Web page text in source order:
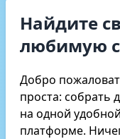
Найдите
любимую
Добро
проста: собрать
на одной
платформе.